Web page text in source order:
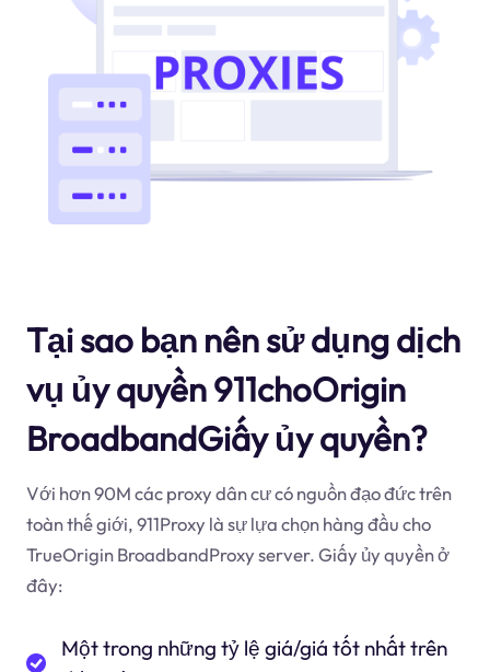
Tại sao bạn nên sử dụng dịch
vụ ủy quyền 911choOrigin
BroadbandGiấy ủy quyền?
Với hơn 90M các proxy dân cư có nguồn đạo đức trên
toàn thế giới, 911Proxy là sự lựa chọn hàng đầu cho
TrueOrigin BroadbandProxy server. Giấy ủy quyền ở
đây:
Một trong những tỷ lệ giá/giá tốt nhất trên